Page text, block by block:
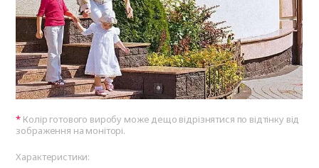
Колір готового виробу може дещо відрізнятися по відтінку від
зображення на моніторі.
Характеристики: